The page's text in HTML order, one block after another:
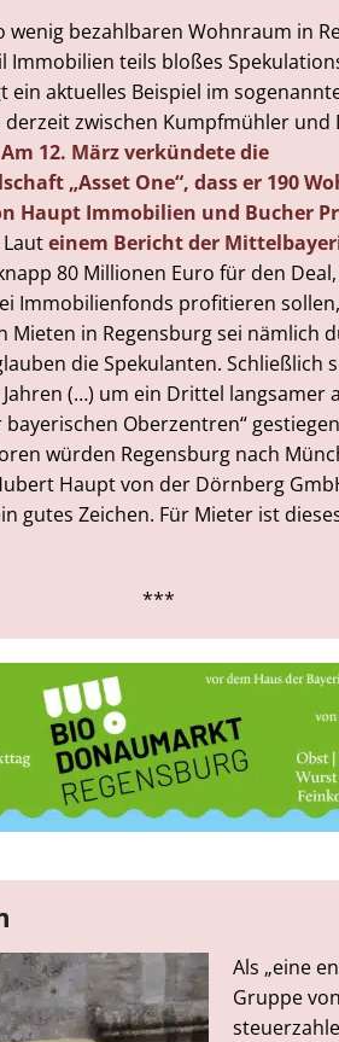
wenig bezahlbaren Wohnraum in
Immobilien teils bloßes
ein aktuelles Beispiel im
derzeit zwischen Kumpfmühler
Am 12. März verkündete die
„Asset One“, dass er 190
Haupt Immobilien und Bucher
Lauteinem Bericht der
80 Millionen Euro für den
Immobilienfonds profitieren
Mieten in Regensburg sei nämlich
die Spekulanten. Schließlich
(…) um ein Drittel langsamer
Oberzentren“
würden Regensburg nach
Haupt von der Dörnberg
gutes Zeichen. Für Mieter ist
***
Als „eine
Gruppe